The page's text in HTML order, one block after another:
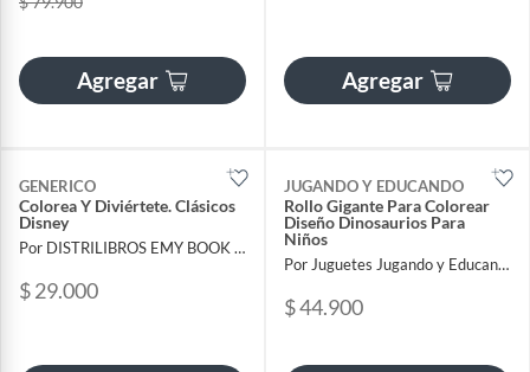
Agregar Agregar
GENERICO
Colorea Y Diviértete. Clásicos
Disney
Por DISTRILIBROS EMY BOOK SAS
$ 29.000
JUGANDO Y EDUCANDO
Rollo Gigante Para Colorear
Diseño Dinosaurios Para
Niños
Por Juguetes Jugando y Educando
$ 44.900